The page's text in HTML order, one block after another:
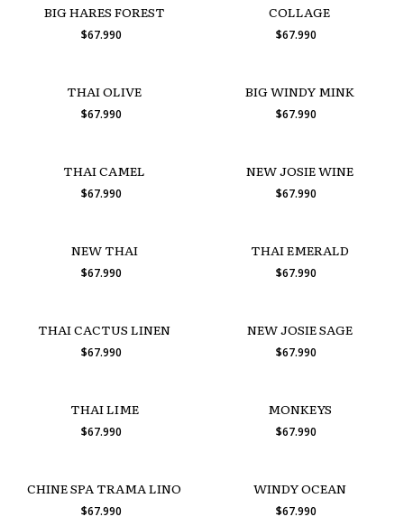
BIG HARES FOREST
$67.990
COLLAGE
$67.990
THAI OLIVE
$67.990
BIG WINDY MINK
$67.990
THAI CAMEL
$67.990
NEW JOSIE WINE
$67.990
NEW THAI
$67.990
THAI EMERALD
$67.990
THAI CACTUS LINEN
$67.990
NEW JOSIE SAGE
$67.990
THAI LIME
$67.990
MONKEYS
$67.990
CHINE SPA TRAMA LINO
$67.990
WINDY OCEAN
$67.990